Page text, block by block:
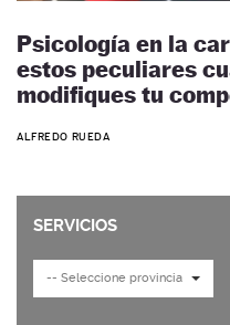
Psicología en la
estos peculiares
modifiques tu
ALFREDO RUEDA